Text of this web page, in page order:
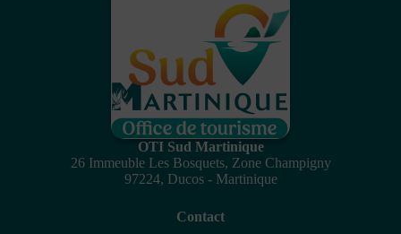
OTI Sud Martinique
26 Immeuble Les Bosquets, Zone Champigny
97224, Ducos - Martinique
Contact